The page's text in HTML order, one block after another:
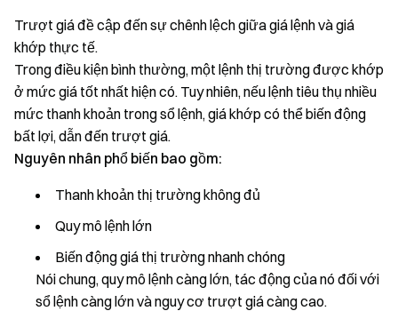
Trượt giá đề cập đến sự chênh lệch giữa giá lệnh và giá
khớp thực tế.
Trong điều kiện bình thường, một lệnh thị trường được khớp
ở mức giá tốt nhất hiện có. Tuy nhiên, nếu lệnh tiêu thụ nhiều
mức thanh khoản trong sổ lệnh, giá khớp có thể biến động
bất lợi, dẫn đến trượt giá.
Nguyên nhân phổ biến bao gồm:
Thanh khoản thị trường không đủ
Quy mô lệnh lớn
Biến động giá thị trường nhanh chóng
Nói chung, quy mô lệnh càng lớn, tác động của nó đối với
sổ lệnh càng lớn và nguy cơ trượt giá càng cao.